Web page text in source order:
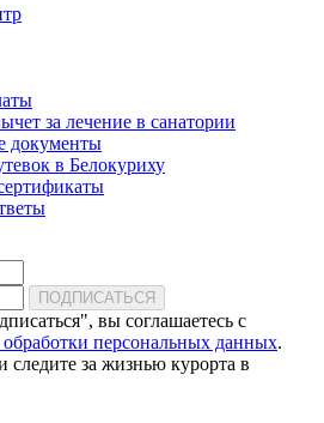
за лечение в санатории
документы
в Белокуриху
ПОДПИСАТЬСЯ
вы соглашаетесь с
персональных данных.
следите за жизнью курорта в